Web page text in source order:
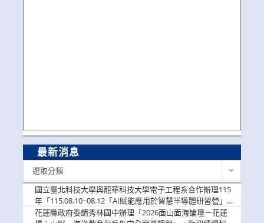
最新消息
選取分類
國立臺北科技大學與龍華科技大學電子工程系合作辦理115
年「115.08.10~08.12「AI賦能應用於智慧半導體研習營」，
歡迎學生踴躍報名參加
花蓮縣政府委請秀林國中辦理「2026面山面海論壇－花蓮